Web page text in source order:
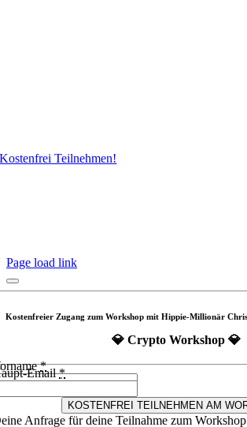
Kostenfrei Teilnehmen!
Page load link
Kostenfreier Zugang zum Workshop mit Hippie-Millionär
💎 Crypto Workshop 💎
*
Email*
KOSTENFREI TEILNEHMEN AM
Anfrage für deine Teilnahme zum